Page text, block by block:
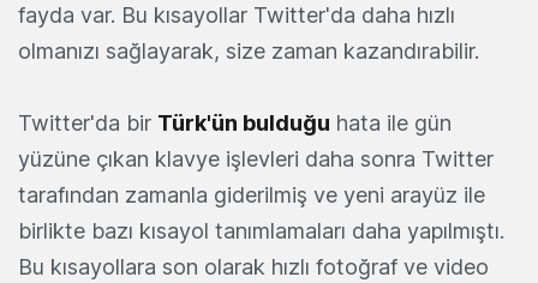
fayda var. Bu kısayollar Twitter'da daha hızlı
olmanızı sağlayarak, size zaman kazandırabilir.
Twitter'da bir Türk'ün bulduğu hata ile gün
yüzüne çıkan klavye işlevleri daha sonra Twitter
tarafından zamanla giderilmiş ve yeni arayüz ile
birlikte bazı kısayol tanımlamaları daha yapılmıştı.
Bu kısayollara son olarak hızlı fotoğraf ve video